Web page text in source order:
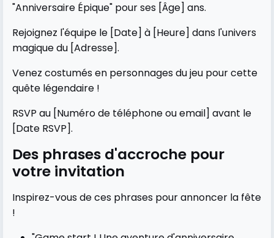
"Anniversaire Épique" pour ses [Âge] ans.
Rejoignez l'équipe le [Date] à [Heure] dans l'univers
magique du [Adresse].
Venez costumés en personnages du jeu pour cette
quête légendaire !
RSVP au [Numéro de téléphone ou email] avant le
[Date RSVP].
Des phrases d'accroche pour
votre invitation
Inspirez-vous de ces phrases pour annoncer la fête
!